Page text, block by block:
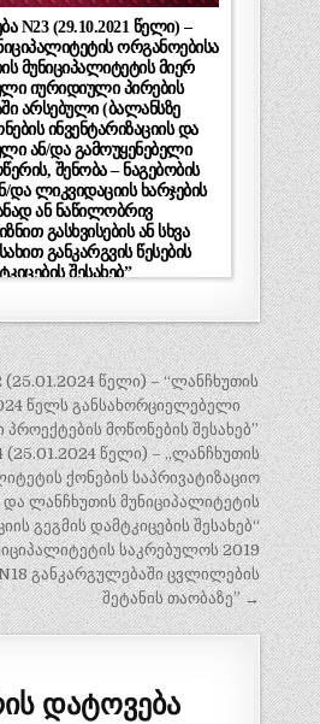
N23 (29.10.2021 წელი) –
ორგანოებისა
მუნიციპალიტეტის მიერ
იურიდიული პირების
არსებული (ბალანსზე
ინვენტარიზაციის და
ან/და გამოუყენებელი
შენობა – ნაგებობის
და ლიკვიდაციის ხარჯების
ან ნაწილობრივ
გასხვისების ან სხვა
განკარგვის წესების
შესახებ”
წელი) – “ლანჩხუთის
წელს განსახორციელებელი
მოწონების შესახებ”
(25.01.2024 წელი) – „ლანჩხუთის
ქონების საპრივატიზაციო
და ლანჩხუთის მუნიციპალიტეტის
გეგმის დამტკიცების შესახებ“
საკრებულოს 2019
განკარგულებაში ცვლილების
შეტანის თაობაზე” →
დატოვება